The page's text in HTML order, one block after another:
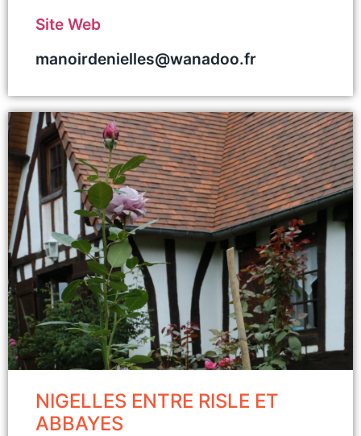
Site Web
manoirdenielles@wanadoo.fr
NIGELLES ENTRE RISLE ET
ABBAYES